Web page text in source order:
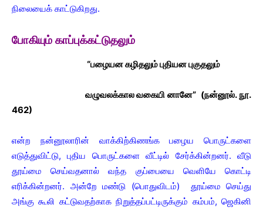
நிலையைக் காட்டுகிறது.
போகியும் காப்புக்கட்டுதலும்
“பழையன கழிதலும் புதியன புகுதலும்
வழுவலக்கால வகையி னானே” (நன்னூல். நூ.
462)
என்ற நன்னூலாரின் வாக்கிற்கிணங்க பழைய பொருட்களை
எடுத்துவிட்டு, புதிய பொருட்களை வீட்டில் சேர்க்கின்றனர். வீடு
தூய்மை செய்வதனால் வந்த குப்பையை வெளியே கொட்டி
எரிக்கின்றனர். அன்றே மண்டு (பொதுவிடம்) தூய்மை செய்து
அங்கு கூலி கட்டுவதற்காக நிறுத்தப்பட்டிருக்கும் கம்பம், ஜெகினி